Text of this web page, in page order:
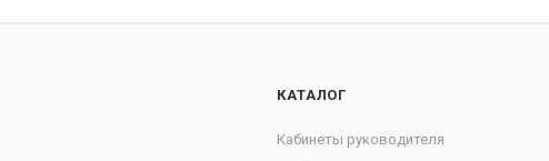
КАТАЛОГ
Кабинеты руководителя